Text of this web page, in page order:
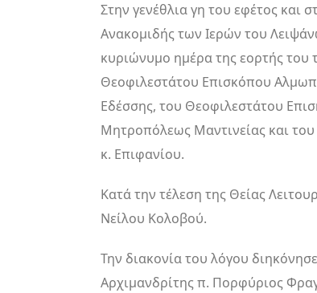
Στην γενέθλια γη του εφέτος και
Ανακομιδής των Ιερών του
κυριώνυμο ημέρα της εορτής του
Θεοφιλεστάτου Επισκόπου
Εδέσσης, του Θεοφιλεστάτου
Μητροπόλεως Μαντινείας και
κ. Επιφανίου.
Κατά την τέλεση της Θείας
Νείλου Κολοβού.
Την διακονία του λόγου
Αρχιμανδρίτης π. Πορφύριος